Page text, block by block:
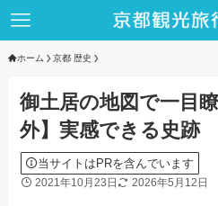
ホーム 京都 歴史
御土居の地図で一目
外】実感できる史跡
当サイトはPRを含んでいます
2021年10月23日 2026年5月12日